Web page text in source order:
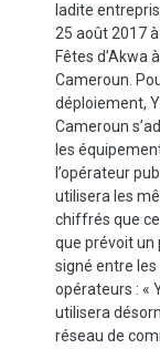
ladite
25 août 2017
Fêtes d’Akwa
Cameroun.
déploiement,
Cameroun
les
l’opérateur
utilisera les
chiffrés que ce
que prévoit
signé entre les
opérateurs : «
utilisera
réseau de